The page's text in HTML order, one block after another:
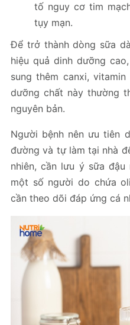
tố nguy cơ tim
tụy mạn.
Để trở thành dòng sữa
hiệu quả dinh dưỡng
sung thêm canxi,
dưỡng chất này thường
nguyên bản.
Người bệnh nên ưu tiên
đường và tự làm tại nhà
nhiên, cần lưu ý sữa
một số người do chứa
cần theo dõi đáp ứng cá